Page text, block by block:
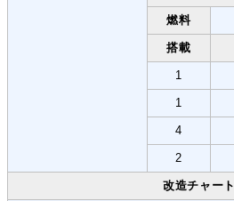
燃料
搭載
1
1
4
2
改造チャート